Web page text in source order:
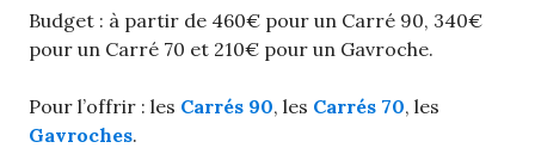
Budget : à partir de 460€ pour un Carré 90, 340€
pour un Carré 70 et 210€ pour un Gavroche.
Pour l’offrir : les Carrés 90, les Carrés 70, les
Gavroches.